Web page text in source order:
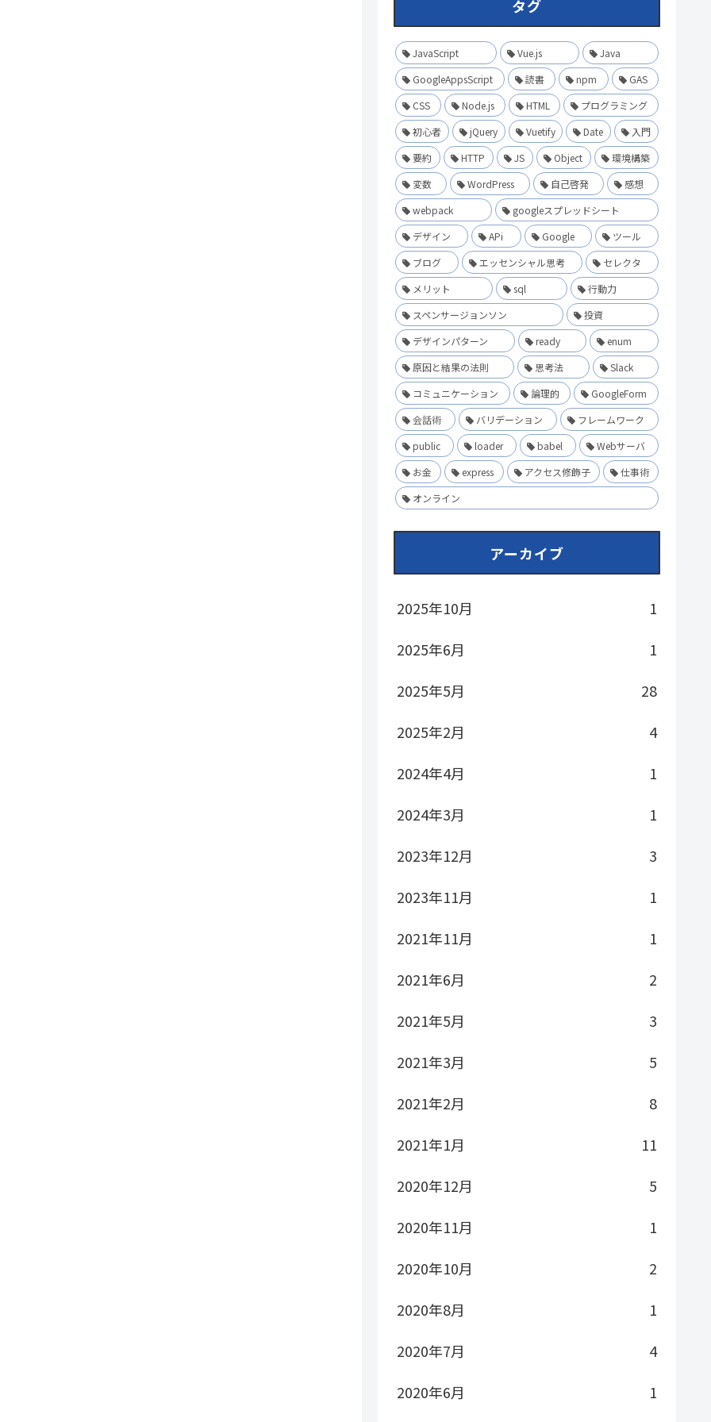
タグ
JavaScript Vue.js
Java
GoogleAppsScript
読書 npm
GAS
CSS
Node.js HTML
プログラミング
初心者
jQuery Vuetify Date
入門
要約
HTTP JS Object
環境構築
変数
WordPress 自己啓発
感想
webpack
googleスプレッドシート
デザイン
APi Google
ツール
ブログ
エッセンシャル思考
セレクタ
メリット
sql
行動力
スペンサージョンソン
投資
デザインパターン
ready
enum
原因と結果の法則
思考法
Slack
コミュニケーション
論理的
GoogleForm
会話術
バリデーション
フレームワーク
public
loader babel
Webサーバ
お金
express アクセス修飾子
仕事術
オンライン
アーカイブ
2025年10月
1
2025年6月
1
2025年5月
28
2025年2月
4
2024年4月
1
2024年3月
1
2023年12月
3
2023年11月
1
2021年11月
1
2021年6月
2
2021年5月
3
2021年3月
5
2021年2月
8
2021年1月
11
2020年12月
5
2020年11月
1
2020年10月
2
2020年8月
1
2020年7月
4
2020年6月
1